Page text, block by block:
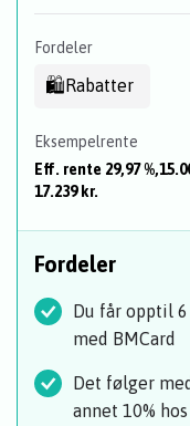
Fordeler
🛍Rabatter
Eksempelrente
Eff. rente 29,97
17.239 kr.
Fordeler
Du får opptil
med BMCard
Det følger
annet 10%